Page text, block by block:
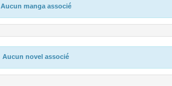
Aucun manga associé
Aucun novel associé